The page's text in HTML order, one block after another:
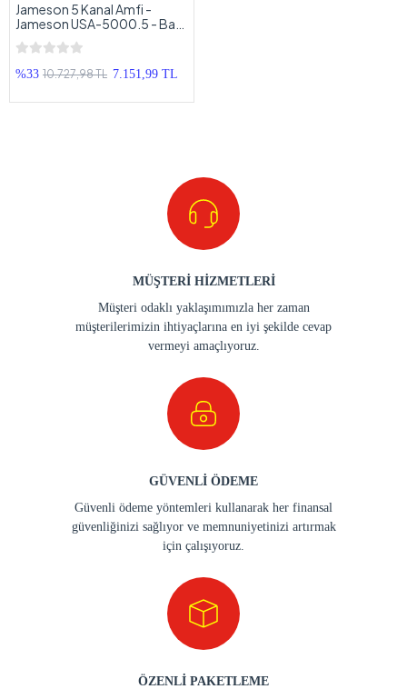
Jameson 5 Kanal Amfi -
Jameson USA-5000.5 - Bass
Kontrollü Oto Anfi
%33 10.727,98 TL 7.151,99 TL
MÜŞTERİ HİZMETLERİ
Müşteri odaklı yaklaşımımızla her zaman
müşterilerimizin ihtiyaçlarına en iyi şekilde cevap
vermeyi amaçlıyoruz.
GÜVENLİ ÖDEME
Güvenli ödeme yöntemleri kullanarak her finansal
güvenliğinizi sağlıyor ve memnuniyetinizi artırmak
için çalışıyoruz.
ÖZENLİ PAKETLEME